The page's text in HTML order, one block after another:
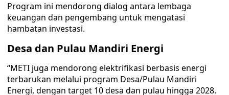
Program ini mendorong dialog antara lembaga
keuangan dan pengembang untuk mengatasi
hambatan investasi.
Desa dan Pulau Mandiri Energi
“METI juga mendorong elektrifikasi berbasis energi
terbarukan melalui program Desa/Pulau Mandiri
Energi, dengan target 10 desa dan pulau hingga 2028.